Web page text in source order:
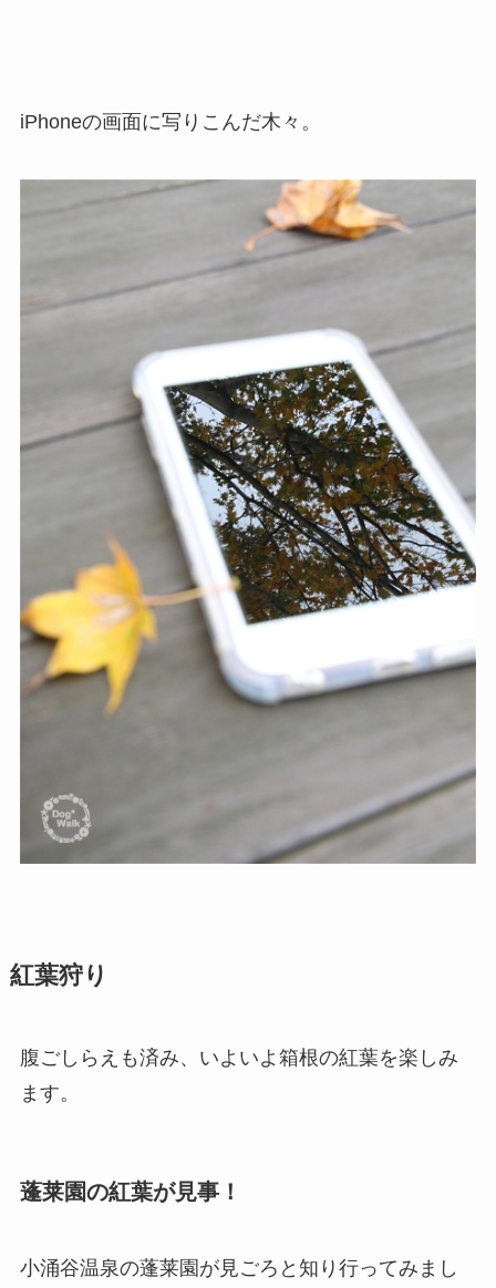
iPhoneの画面に写りこんだ木々。
紅葉狩り
腹ごしらえも済み、いよいよ箱根の紅葉を楽しみ
ます。
蓬莱園の紅葉が見事！
小涌谷温泉の蓬莱園が見ごろと知り行ってみまし